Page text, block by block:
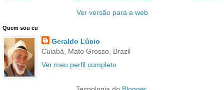
Ver versão para a web
Quem sou eu
Geraldo Lúcio
Cuiabá, Mato Grosso, Brazil
Ver meu perfil completo